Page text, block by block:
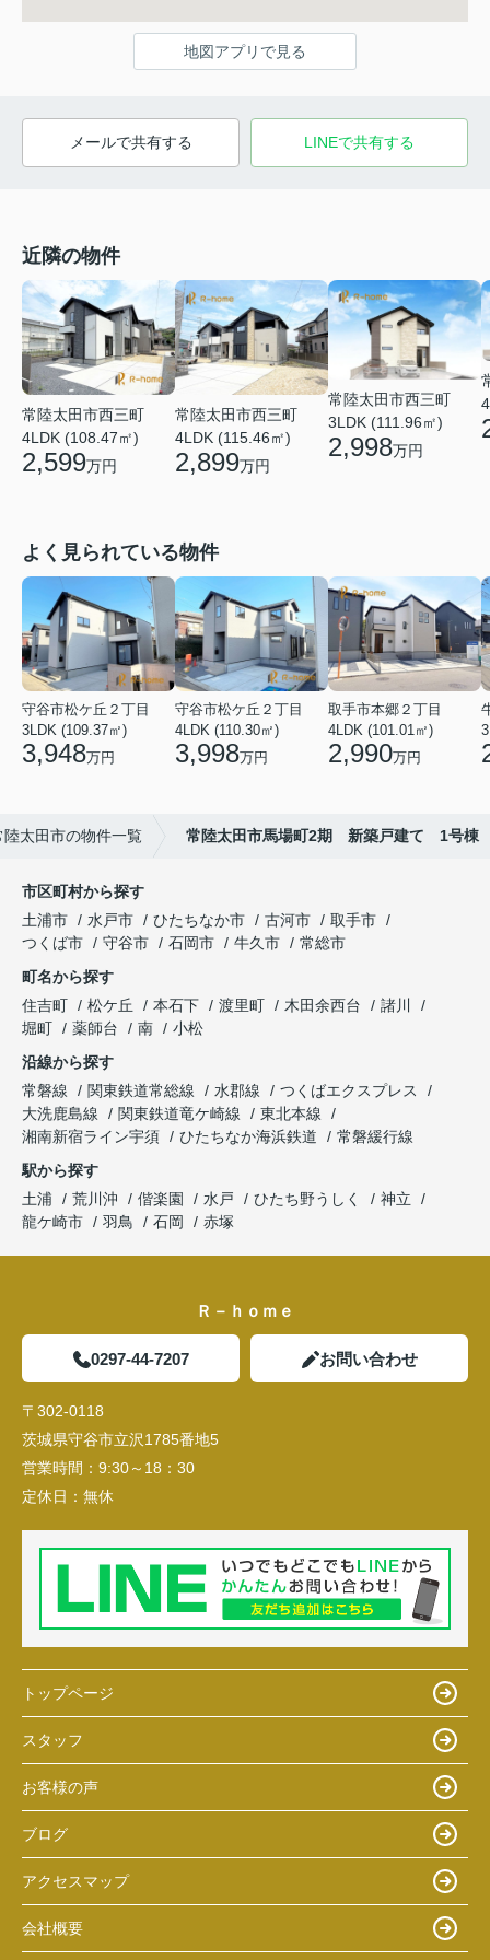
地図アプリで見る
メールで共有する LINEで共有する
近隣の物件
常陸太田市西三町
4LDK (108.47㎡)
2,599万円
常陸太田市西三町
4LDK (115.46㎡)
2,899万円
常陸太田市西三町
3LDK (111.96㎡)
2,998万円
よく見られている物件
守谷市松ケ丘２丁目
3LDK (109.37㎡)
3,948万円
守谷市松ケ丘２丁目
4LDK (110.30㎡)
3,998万円
取手市本郷２丁目
4LDK (101.01㎡)
2,990万円
陸太田市の物件一覧 常陸太田市馬場町2期 新築戸建て 1号棟
市区町村から探す
土浦市
水戸市 ひたちなか市 古河市
取手市
つくば市
守谷市 石岡市 牛久市
常総市
町名から探す
住吉町
松ケ丘 本石下 渡里町 木田余西台
諸川
堀町
薬師台 南
小松
沿線から探す
常磐線
関東鉄道常総線 水郡線
つくばエクスプレス
大洗鹿島線
関東鉄道竜ケ崎線
東北本線
湘南新宿ライン宇須
ひたちなか海浜鉄道
常磐緩行線
駅から探す
土浦
荒川沖 偕楽園 水戸 ひたち野うしく
神立
龍ケ崎市
羽鳥 石岡 赤塚
Ｒ－ｈｏｍｅ
0297-44-7207 お問い合わせ
〒302-0118
茨城県守谷市立沢1785番地5
営業時間： 9:30～18：30
定休日： 無休
トップページ
スタッフ
お客様の声
ブログ
アクセスマップ
会社概要